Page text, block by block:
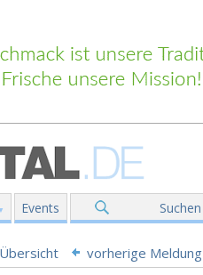
Events Suchen
vorherige Meldung